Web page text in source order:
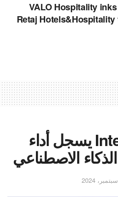
VALO Hospitality
Retaj Hotels&Hospitality
معالج Intel Xeon 6 يسجل أداء
الاصطناعي